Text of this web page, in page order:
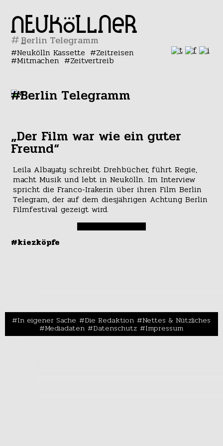
#
Neukölln Kassette Zeitreisen
Mitmachen Zeitvertreib
#Berlin Telegramm
„Der Film war wie ein guter
Freund“
Leila Albayaty schreibt Drehbücher, führt Regie,
macht Musik und lebt in Neukölln. Im Interview
spricht die Franco-Irakerin über ihren Film Berlin
Telegram, der auf dem diesjährigen Achtung Berlin
Filmfestival gezeigt wird.
#kiezköpfe
In eigener Sache Die Redaktion Nettes & Nützliches
Mediadaten Datenschutz Impressum